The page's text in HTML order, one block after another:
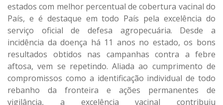
estados com melhor percentual de cobertura vacinal do
País, e é destaque em todo País pela excelência do
serviço oficial de defesa agropecuária. Desde a
incidência da doença há 11 anos no estado, os bons
resultados obtidos nas campanhas contra a febre
aftosa, vem se repetindo. Aliada ao cumprimento de
compromissos como a identificação individual de todo
rebanho da fronteira e ações permanentes de
vigilância, a excelência vacinal contribuiu